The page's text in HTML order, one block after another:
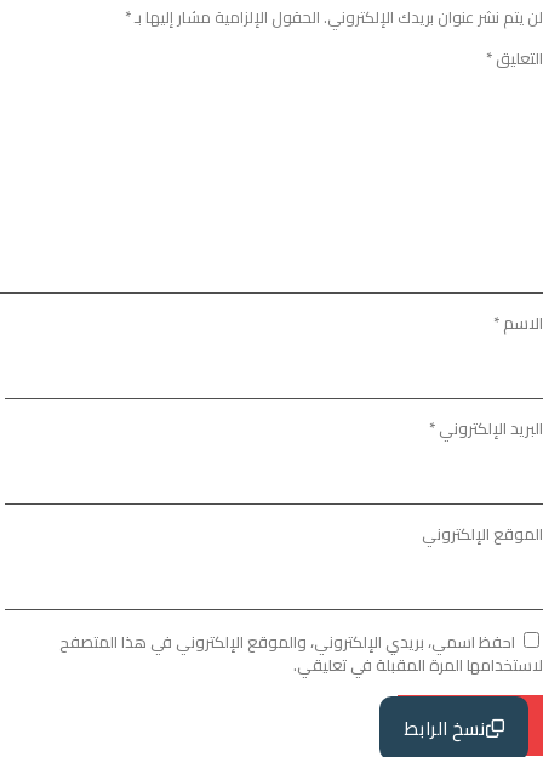
نسخ الرابط
لن يتم نشر عنوان بريدك الإلكتروني. الحقول الإلزامية مشار إليها بـ*
التعليق*
الاسم*
البريد الإلكتروني*
الموقع الإلكتروني
احفظ اسمي، بريدي الإلكتروني، والموقع الإلكتروني في هذا المتصفح
لاستخدامها المرة المقبلة في تعليقي.